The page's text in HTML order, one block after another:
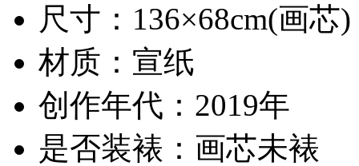
尺寸：136×68cm(画芯)
材质：宣纸
创作年代：2019年
是否装裱：画芯未裱